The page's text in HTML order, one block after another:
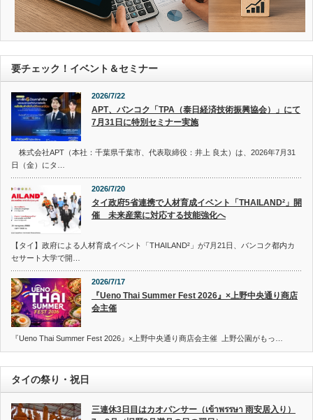
要チェック！イベント＆セミナー
2026/7/22
APT、バンコク「TPA（泰日経済技術振興協会）」にて
7月31日に特別セミナー実施
株式会社APT（本社：千葉県千葉市、代表取締役：井上 良太）は、2026年7月31
日（金）にタ…
2026/7/20
タイ政府5省連携で人材育成イベント「THAILAND²」開
催 未来産業に対応する技能強化へ
【タイ】政府による人材育成イベント「THAILAND²」が7月21日、バンコク都内カ
セサート大学で開…
2026/7/17
『Ueno Thai Summer Fest 2026』×上野中央通り商店
会主催
『Ueno Thai Summer Fest 2026』×上野中央通り商店会主催 上野公園がもっ…
タイの祭り・祝日
三連休3日目はカオパンサー（เข้าพรรษา 雨安居入り）